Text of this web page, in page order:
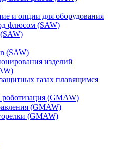
и опции для оборудования
флюсом (SAW)
(SAW)
изделий
газах плавящимся
(GMAW)
(GMAW)
(GMAW)